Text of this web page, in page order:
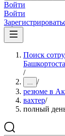
Войти
Войти
Поиск
/
... /
резюме в
вахтер/
полный